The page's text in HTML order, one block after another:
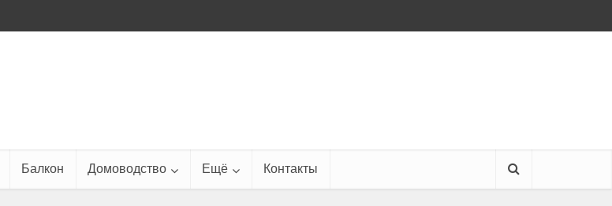
Балкон Домоводство Ещё Контакты